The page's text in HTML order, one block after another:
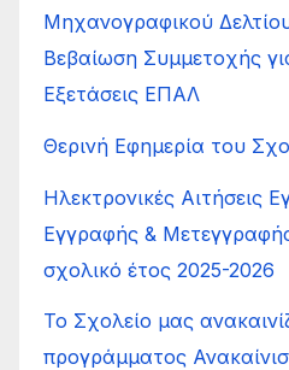
Μηχανογραφικού
Βεβαίωση Συμμετοχής
Εξετάσεις ΕΠΑΛ
Θερινή Εφημερία του
Ηλεκτρονικές Αιτήσεις
Εγγραφής &
σχολικό έτος 2025-2026
Το Σχολείο μας
προγράμματος